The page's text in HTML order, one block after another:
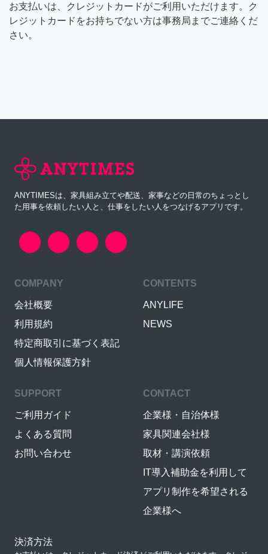
お支払いは、クレジットカードがご利用いただけます。ク
レジットカードをお持ちでない方は事務局までご連絡くだ
さい。
ANYTIMESは、家具組み立てや配送、家事などの日常のちょっとし
た用事を依頼したい人と、仕事をしたい人をつなげるアプリです。
COMPANY
会社概要
利用規約
特定商取引に基づく表記
個人情報保護方針
CONTENTS
ANYLIFE
NEWS
SUPPORT
ご利用ガイド
よくある質問
お問い合わせ
CONTACT
企業様・自治体様
家具関連会社様
取材・講演依頼
IT導入補助金を利用して
アプリ制作を希望される
企業様へ
決済方法